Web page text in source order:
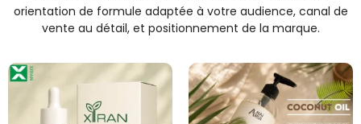
orientation de formule adaptée à votre audience, canal de
vente au détail, et positionnement de la marque.